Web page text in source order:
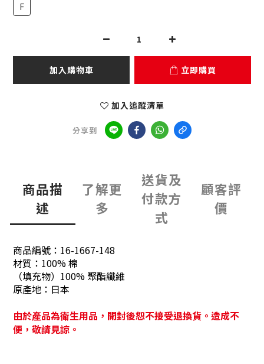
F
加入購物車 立即購買
加入追蹤清單
分享到
商品描
述
了解更
多
送貨及
付款方
式
顧客評
價
商品編號： 16-1667-148
材質： 100% 棉
（填充物）100% 聚酯纖維
原產地： 日本
由於產品為衛生用品，開封後恕不接受退換貨。造成不
便，敬請見諒。